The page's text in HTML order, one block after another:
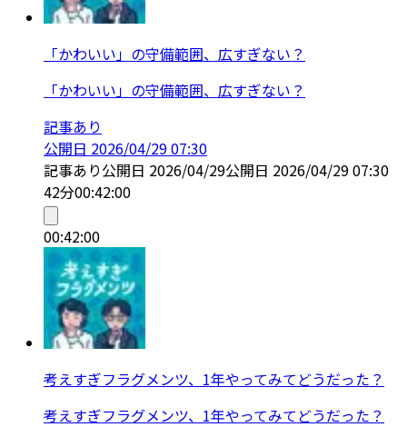
「かわいい」の守備範囲、広すぎない？
「かわいい」の守備範囲、広すぎない？
記事あり
公開日 2026/04/29 07:30
記事あり公開日 2026/04/29公開日 2026/04/29 07:30
42分00:42:00
00:42:00
考えすぎフラグメンツ、1年やってみてどうだった？
考えすぎフラグメンツ、1年やってみてどうだった？